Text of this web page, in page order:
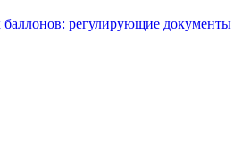
баллонов: регулирующие документы